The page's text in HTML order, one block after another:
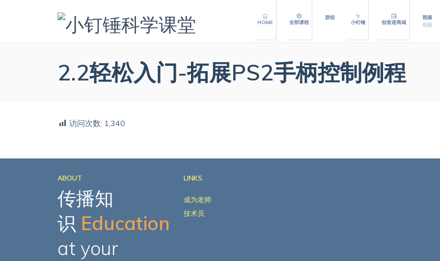
HOME 全部课程
群组
小钉锤 创造迷商城
视频
视频
2.2轻松入门-拓展PS2手柄控制例程
访问次数: 1,340
ABOUT
传播知
识 Education
at your
LINKS
成为老师
技术员